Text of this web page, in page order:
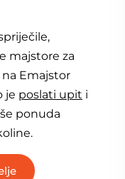
majstore za
Emajstor
je poslati upit i
ponuda